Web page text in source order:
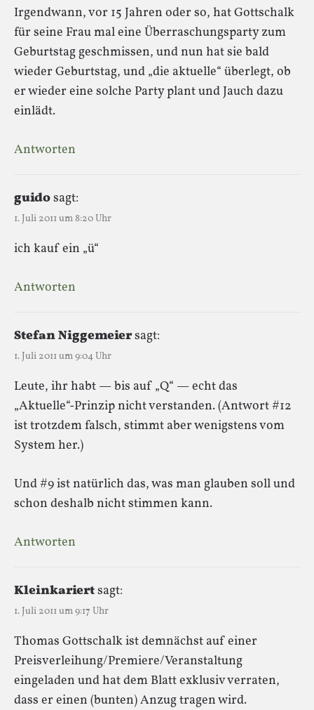
Irgendwann, vor 15 Jahren oder so, hat Gottschalk
für seine Frau mal eine Überraschungsparty zum
Geburtstag geschmissen, und nun hat sie bald
wieder Geburtstag, und „die aktuelle“ überlegt, ob
er wieder eine solche Party plant und Jauch dazu
einlädt.
Antworten
guidosagt:
1. Juli 2011 um 8:20 Uhr
ich kauf ein „ü“
Antworten
Stefan Niggemeiersagt:
1. Juli 2011 um 9:04 Uhr
Leute, ihr habt — bis auf „Q“ — echt das
„Aktuelle“-Prinzip nicht verstanden. (Antwort #12
ist trotzdem falsch, stimmt aber wenigstens vom
System her.)
Und #9 ist natürlich das, was man glauben soll und
schon deshalb nicht stimmen kann.
Antworten
Kleinkariertsagt:
1. Juli 2011 um 9:17 Uhr
Thomas Gottschalk ist demnächst auf einer
Preisverleihung/Premiere/Veranstaltung
eingeladen und hat dem Blatt exklusiv verraten,
dass er einen (bunten) Anzug tragen wird.